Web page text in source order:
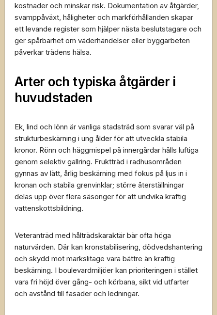
kostnader och minskar risk. Dokumentation av åtgärder,
svamppåväxt, håligheter och markförhållanden skapar
ett levande register som hjälper nästa beslutstagare och
ger spårbarhet om väderhändelser eller byggarbeten
påverkar trädens hälsa.
Arter och typiska åtgärder i
huvudstaden
Ek, lind och lönn är vanliga stadsträd som svarar väl på
strukturbeskärning i ung ålder för att utveckla stabila
kronor. Rönn och häggmispel på innergårdar hålls luftiga
genom selektiv gallring. Fruktträd i radhusområden
gynnas av lätt, årlig beskärning med fokus på ljus in i
kronan och stabila grenvinklar; större återställningar
delas upp över flera säsonger för att undvika kraftig
vattenskottsbildning.
Veteranträd med hålträdskaraktär bär ofta höga
naturvärden. Där kan kronstabilisering, dödvedshantering
och skydd mot markslitage vara bättre än kraftig
beskärning. I boulevardmiljöer kan prioriteringen i stället
vara fri höjd över gång- och körbana, sikt vid utfarter
och avstånd till fasader och ledningar.